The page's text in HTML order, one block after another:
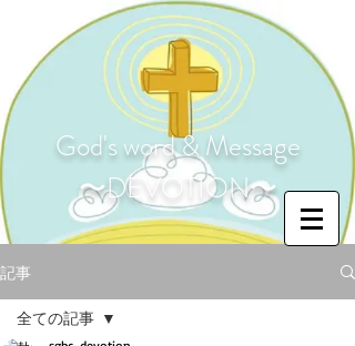
God's word & Message
〜DEVOTION〜
記事
全ての記事